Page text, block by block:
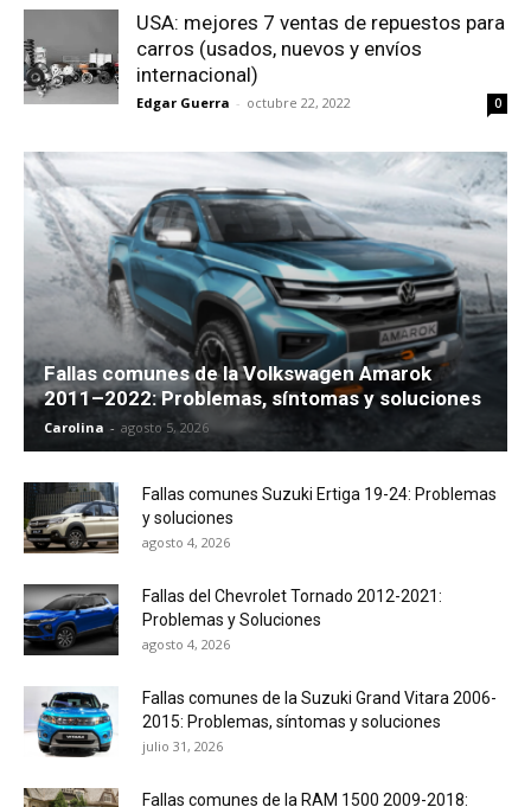
USA: mejores 7 ventas de repuestos para
carros (usados, nuevos y envíos
internacional)
Edgar Guerra - octubre 22, 2022 0
Fallas comunes de la Volkswagen Amarok
2011–2022: Problemas, síntomas y soluciones
Carolina - agosto 5, 2026
Fallas comunes Suzuki Ertiga 19-24: Problemas
y soluciones
agosto 4, 2026
Fallas del Chevrolet Tornado 2012-2021:
Problemas y Soluciones
agosto 4, 2026
Fallas comunes de la Suzuki Grand Vitara 2006-
2015: Problemas, síntomas y soluciones
julio 31, 2026
Fallas comunes de la RAM 1500 2009-2018: